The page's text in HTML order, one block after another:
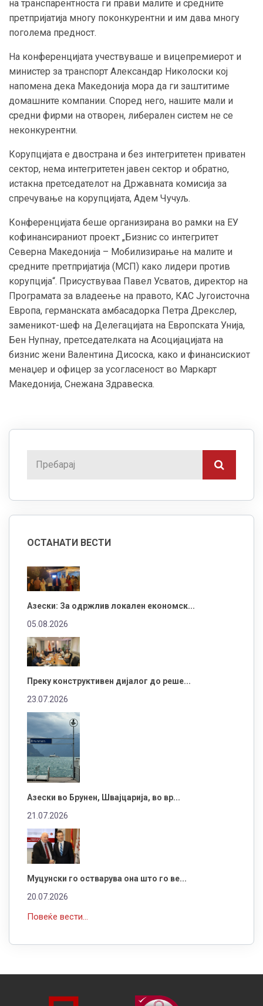
на транспарентноста ги прави малите и средните
претпријатија многу поконкурентни и им дава многу
поголема предност.
На конференцијата учествуваше и вицепремиерот и
министер за транспорт Александар Николоски кој
напомена дека Македонија мора да ги заштитиме
домашните компании. Според него, нашите мали и
средни фирми на отворен, либерален систем не се
неконкурентни.
Корупцијата е двострана и без интегритетен приватен
сектор, нема интегритетен јавен сектор и обратно,
истакна претседателот на Државната комисија за
спречување на корупцијата, Адем Чучуљ.
Конференцијата беше организирана во рамки на ЕУ
кофинансираниот проект „Бизнис со интегритет
Северна Македонија – Мобилизирање на малите и
средните претпријатија (МСП) како лидери против
корупција“. Присуствуваа Павел Усватов, директор на
Програмата за владеење на правото, КАС Југоисточна
Европа, германската амбасадорка Петра Дрекслер,
заменикот-шеф на Делегацијата на Европската Унија,
Бен Нупнау, претседателката на Асоцијацијата на
бизнис жени Валентина Дисоска, како и финансискиот
менаџер и офицер за усогласеност во Маркарт
Македонија, Снежана Здравеска.
ОСТАНАТИ ВЕСТИ
Азески: За одржлив локален економск...
05.08.2026
Преку конструктивен дијалог до реше...
23.07.2026
Азески во Брунен, Швајцарија, во вр...
21.07.2026
Муцунски го остварува она што го ве...
20.07.2026
Повеќе вести...